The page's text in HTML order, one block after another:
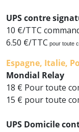
UPScontre
10 €/TTC
6.50 €/TTC pour toute c
Espagne, Italie,
Mondial Relay
18 € Pour toute
15 € pour toute
UPS Domicile